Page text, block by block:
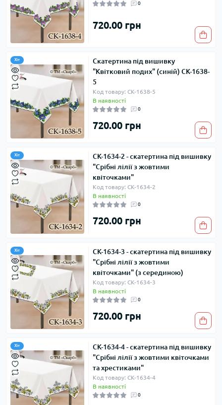
0
720.00 грн
Хіт
Скатертина під вишивку
"Квітковий подих" (синій) СК-1638-
5
Код товару: СК-1638-5
В наявності
0
720.00 грн
Хіт
СК-1634-2 - скатертина під вишивку
"Срібні лілії з жовтими
квіточками"
Код товару: СК-1634-2
В наявності
0
720.00 грн
Хіт
СК-1634-3 - скатертина під вишивку
"Срібні лілії з жовтими
квіточками" (з серединою)
Код товару: СК-1634-3
В наявності
0
720.00 грн
Хіт
СК-1634-4 - скатертина під вишивку
"Срібні лілії з жовтими квіточками
та хрестиками"
Код товару: СК-1634-4
В наявності
0